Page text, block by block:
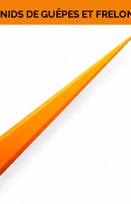
NIDS DE GUÊPES ET